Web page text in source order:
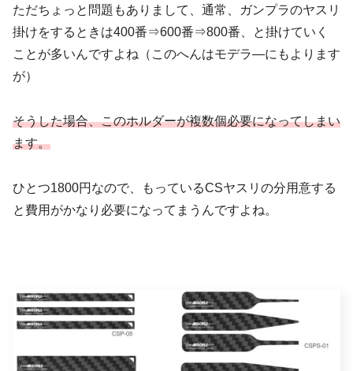
ただちょっと問題もありまして、通常、ガンプラのヤスリ
掛けをするときは400番⇒600番⇒800番、と掛けていく
ことが多いんですよね（このへんはモデラ―にもよります
が）
そうした場合、このホルダーが複数個必要になってしまい
ます。
ひとつ1800円なので、もっているCSヤスリの分用意する
と費用がかなり必要になってまうんですよね。